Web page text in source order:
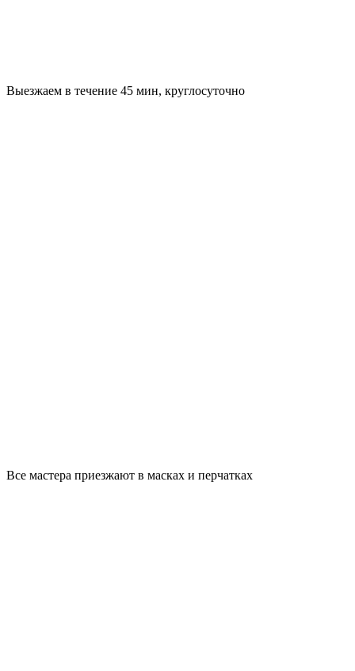
Выезжаем в течение 45 мин, круглосуточно
Все мастера приезжают в масках и перчатках